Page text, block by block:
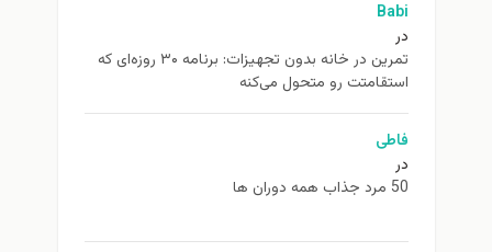
Babi
در
تمرین در خانه بدون تجهیزات: برنامه ۳۰ روزه‌ای که
استقامتت رو متحول می‌کنه
فاطی
در
50 مرد جذاب همه دوران ها